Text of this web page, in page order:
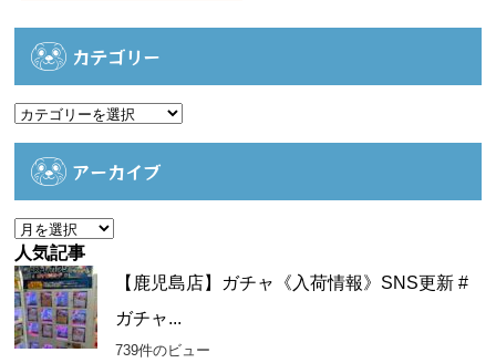
カテゴリー
カ
アーカイブ
ア
ー
カ
イ
ブ
人気記事
【鹿児島店】ガチャ《入荷情報》SNS更新 #
ガチャ...
739件のビュー